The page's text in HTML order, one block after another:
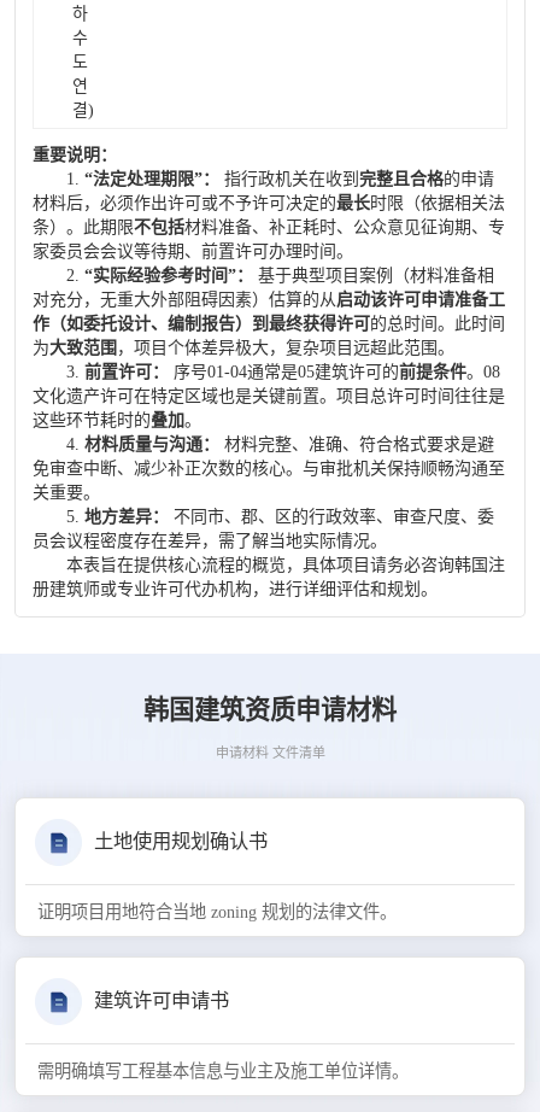
하
수
도
연
결)
重要说明：
1. “法定处理期限”： 指行政机关在收到 完整且合格的申请
材料后，必须作出许可或不予许可决定的最长时限（依据相关法
条）。此期限不包括材料准备、补正耗时、公众意见征询期、专
家委员会会议等待期、前置许可办理时间。
2. “实际经验参考时间”：
基于典型项目案例（材料准备相
对充分，无重大外部阻碍因素）估算的从 启动该许可申请准备工
作（如委托设计、编制报告）到最终获得许可的总时间。此时间
为大致范围 ，项目个体差异极大，复杂项目远超此范围。
3. 前置许可： 序号01-04通常是05建筑许可的前提条件。08
文化遗产许可在特定区域也是关键前置。项目总许可时间往往是
这些环节耗时的叠加。
4. 材料质量与沟通：
材料完整、准确、符合格式要求是避
免审查中断、减少补正次数的核心。与审批机关保持顺畅沟通至
关重要。
5. 地方差异：
不同市、郡、区的行政效率、审查尺度、委
员会议程密度存在差异，需了解当地实际情况。
本表旨在提供核心流程的概览，具体项目请务必咨询韩国注
册建筑师或专业许可代办机构，进行详细评估和规划。
韩国建筑资质申请材料
申请材料 文件清单
土地使用规划确认书
证明项目用地符合当地 zoning 规划的法律文件。
建筑许可申请书
需明确填写工程基本信息与业主及施工单位详情。